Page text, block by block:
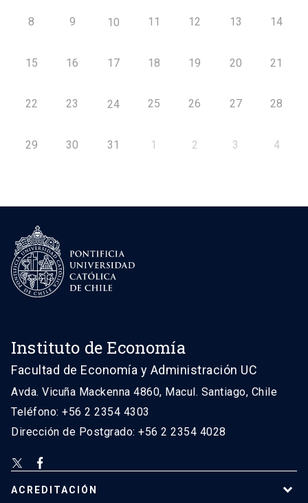
8 9 10 11 12 13 14
15 16 17 18 19 20 21
22 23 24 25 26 27 28
29 30 31 1 2 3 4
Instituto de Economía
Facultad de Economía y Administración UC
Avda. Vicuña Mackenna 4860, Macul. Santiago, Chile
Teléfono: +56 2 2354 4303
Dirección de Postgrado: +56 2 2354 4028
ACREDITACIÓN